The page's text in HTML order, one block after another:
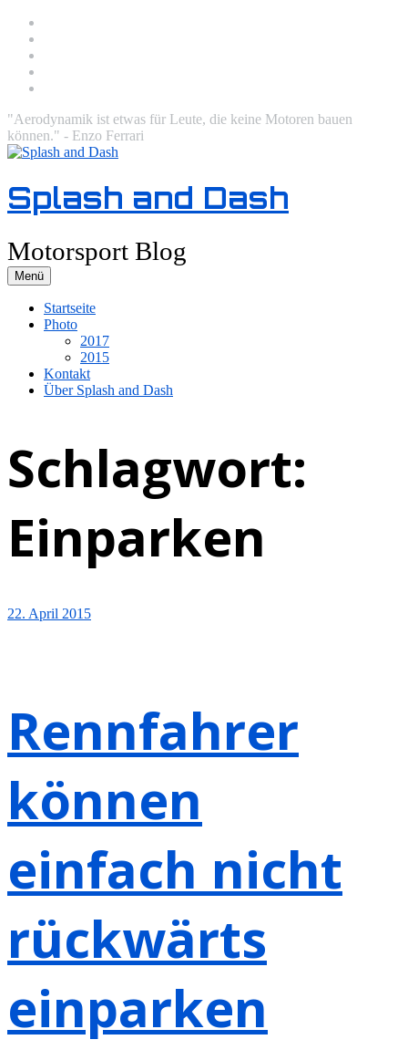
Zum
Inhalt
springen
"Aerodynamik ist etwas für Leute, die keine Motoren bauen
können." - Enzo Ferrari
Splash and Dash
Motorsport Blog
Menü
Startseite
Photo
2017
2015
Kontakt
Über Splash and Dash
Schlagwort:
Einparken
22. April 2015
Rennfahrer
können
einfach nicht
rückwärts
einparken